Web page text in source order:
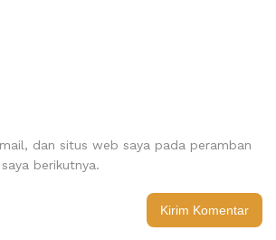
dan situs web saya pada peramban
berikutnya.